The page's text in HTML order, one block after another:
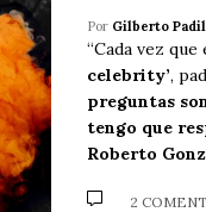
Por Gilberto
“Cada vez
celebrity’,
preguntas
tengo que
Roberto
2